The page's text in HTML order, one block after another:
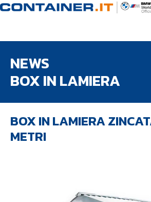
NEWS
BOX IN LAMIERA
BOX IN LAMIERA
METRI